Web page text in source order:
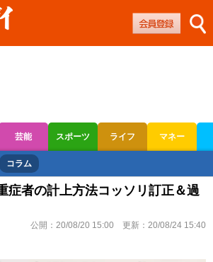
芸能 スポーツ ライフ マネー
オートレース
コラム
症者の計上方法コッソリ訂正＆過
公開： 20/08/20 15:00 更新： 20/08/24 15:40